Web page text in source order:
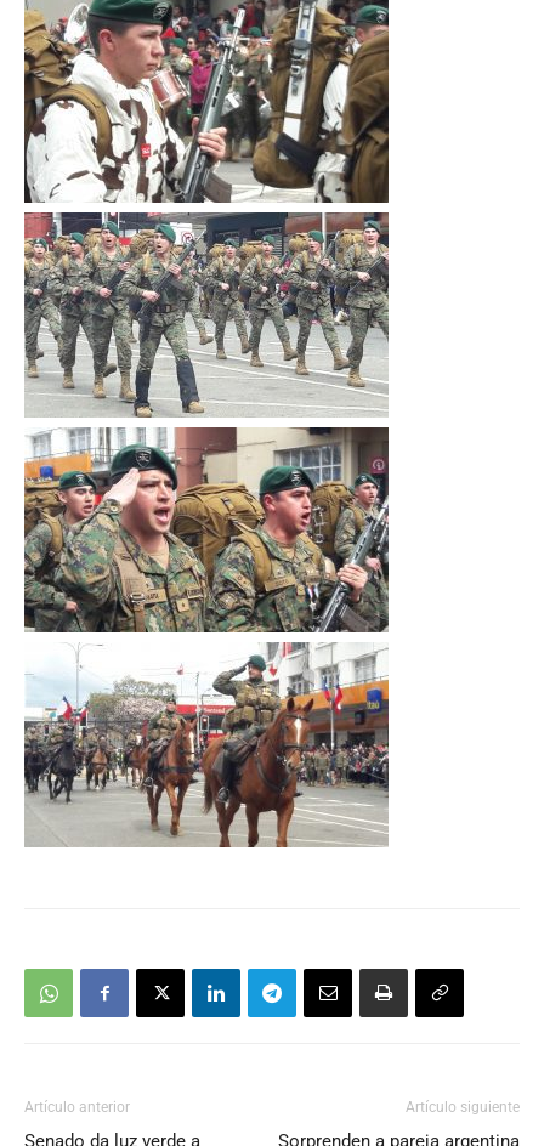
Artículo anterior
Senado da luz verde a
Artículo siguiente
Sorprenden a pareja argentina